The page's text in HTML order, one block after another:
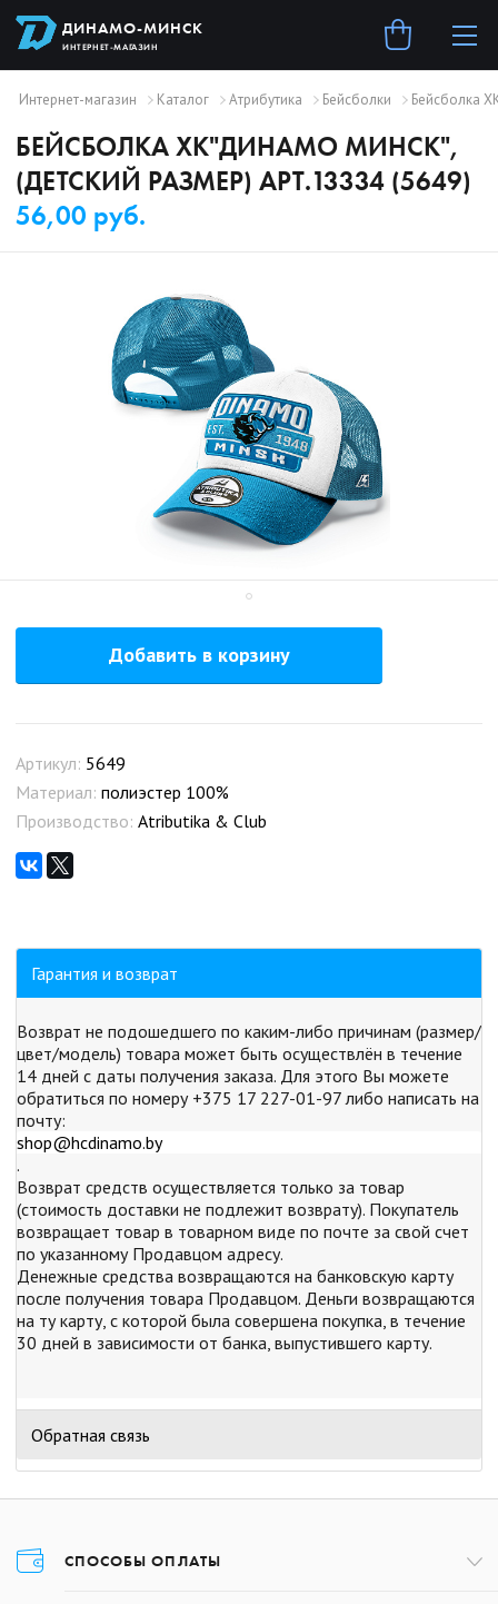
ДИНАМО-МИНСК
ИНТЕРНЕТ-МАГАЗИН
Интернет-магазин Каталог Атрибутика Бейсболки Бейсболка
БЕЙСБОЛКА ХК"ДИНАМО МИНСК",
(ДЕТСКИЙ РАЗМЕР) АРТ.13334 (5649)
56,00 руб.
Добавить в корзину
Артикул: 5649
Материал: полиэстер 100%
Производство: Atributika & Club
Гарантия и возврат
Возврат не подошедшего по каким-либо причинам (размер/
цвет/модель) товара может быть осуществлён в течение
14 дней с даты получения заказа. Для этого Вы можете
обратиться по номеру +375 17 227-01-97 либо написать на
почту:
shop@hcdinamo.by
.
Возврат средств осуществляется только за товар
(стоимость доставки не подлежит возврату). Покупатель
возвращает товар в товарном виде по почте за свой счет
по указанному Продавцом адресу.
Денежные средства возвращаются на банковскую карту
после получения товара Продавцом. Деньги возвращаются
на ту карту, с которой была совершена покупка, в течение
30 дней в зависимости от банка, выпустившего карту.
Обратная связь
СПОСОБЫ ОПЛАТЫ